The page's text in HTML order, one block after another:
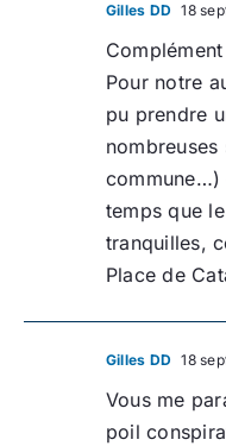
Gilles DD 18
Pour notre
pu prendre
commune…)
temps que
tranquilles,
Place de
Gilles DD 18
Vous me
poil